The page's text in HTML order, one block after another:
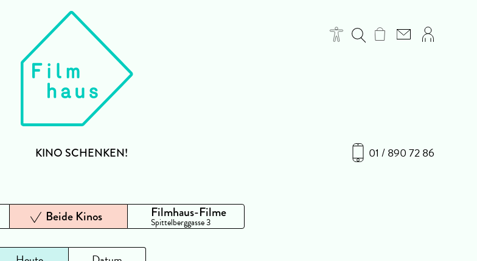
01 / 890 72 86
KINO SCHENKEN!
Beide Kinos Filmhaus-Filme
Spittelberggasse 3